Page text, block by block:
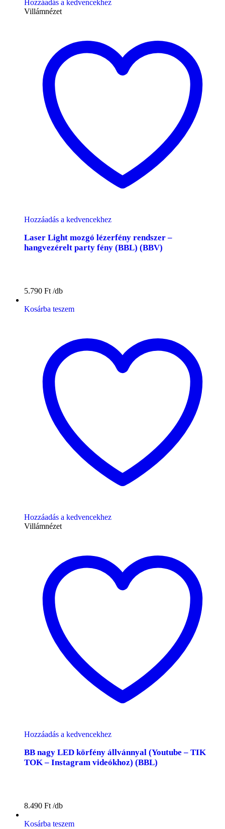
Hozzáadás a kedvencekhez
Villámnézet
Hozzáadás a kedvencekhez
Laser Light mozgó lézerfény rendszer –
hangvezérelt party fény (BBL) (BBV)
5.790 Ft
Kosárba teszem
Hozzáadás a kedvencekhez
Villámnézet
Hozzáadás a kedvencekhez
BB nagy LED körfény állvánnyal (Youtube – TIK
TOK – Instagram videókhoz) (BBL)
8.490 Ft
Kosárba teszem